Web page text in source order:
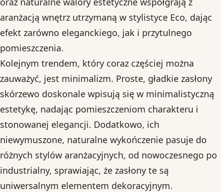
aranżacją wnętrz utrzymaną w stylistyce Eco, dając
efekt zarówno eleganckiego, jak i przytulnego
pomieszczenia.
Kolejnym trendem, który coraz częściej można
zauważyć, jest minimalizm. Proste, gładkie zasłony
skórzewo doskonale wpisują się w minimalistyczną
estetykę, nadając pomieszczeniom charakteru i
stonowanej elegancji. Dodatkowo, ich
niewymuszone, naturalne wykończenie pasuje do
różnych stylów aranżacyjnych, od nowoczesnego po
industrialny, sprawiając, że zasłony te są
uniwersalnym elementem dekoracyjnym.